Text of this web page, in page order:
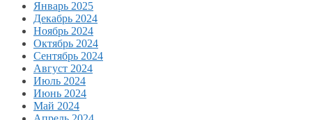
Январь 2025
Декабрь 2024
Ноябрь 2024
Октябрь 2024
Сентябрь 2024
Август 2024
Июль 2024
Июнь 2024
Май 2024